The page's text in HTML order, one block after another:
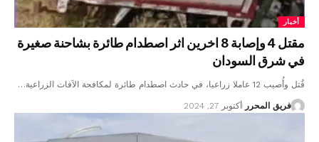
أخبار
مقتل 4 وإصابة 8 اخرين اثر اصطدام طائرة بشاحنة صغيرة
في شرق السودان
قُتل وأُصيب 12 عاملا زراعيا، في حادث اصطدام طائرة لمكافحة الآفات الزراعية…
فريق المحرر أكتوبر 27, 2024